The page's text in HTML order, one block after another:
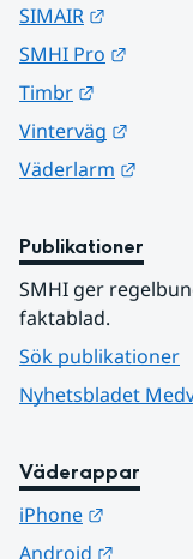
SIMAIR
SMHI Pro
Timbr
Vinterväg
Väderlarm
Publikationer
SMHI ger
faktablad.
Sök publikationer
Nyhetsbladet
Väderappar
iPhone
Android